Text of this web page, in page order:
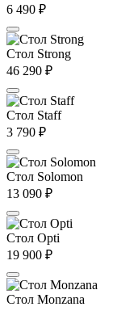
6 490 ₽
Стол Strong
46 290 ₽
Стол Staff
3 790 ₽
Стол Solomon
13 090 ₽
Стол Opti
19 900 ₽
Стол Monzana